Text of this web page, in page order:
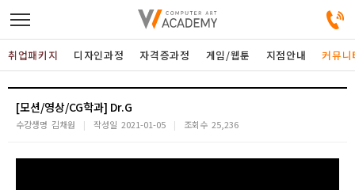
디자인정규과정
취업패키지 디자인과정 자격증과정 게임/웹툰 지점안내 커뮤니
[모션/영상/CG학과] Dr.G
수강생명 김채원 작성일 2021-01-05 조회수 25,236